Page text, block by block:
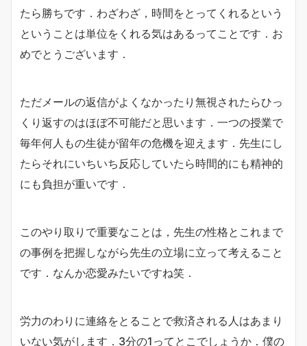
たら勝ちです．わざわざ，時間をとってくれるという
ということは単位をくれる気はあるってことです．お
めでとうございます．
ただメールの返信がよくなかったり無視されたらひっ
くり返すのはほぼ不可能だと思います．一つの授業で
毎年何人もの生徒が留年の危機を迎えます．先生にし
たらそれにいちいち反応していたら時間的にも精神的
にも負担が重いです．
このやり取りで重要なことは，先生の性格とこれまで
の事例を把握しながら先生の立場に立って考えること
です．なんか恋愛みたいですね笑．
労力のわりに連絡をとることで救済される人はあまり
いない気がします．3分の1ってとこでしょうか．僕の